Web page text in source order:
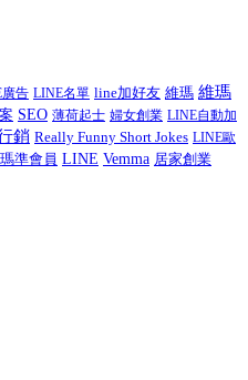
告 LINE名單 line加好友 維瑪 維瑪
SEO 薄荷起士 婦女創業 LINE自動加
銷 Really Funny Short Jokes LINE歐
準會員 LINE Vemma 居家創業